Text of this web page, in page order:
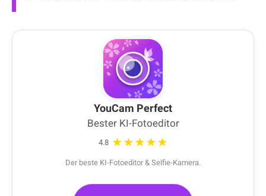
YouCam Perfect
Bester KI-Fotoeditor
4.8 ★★★★★
Der beste KI-Fotoeditor & Selfie-Kamera.